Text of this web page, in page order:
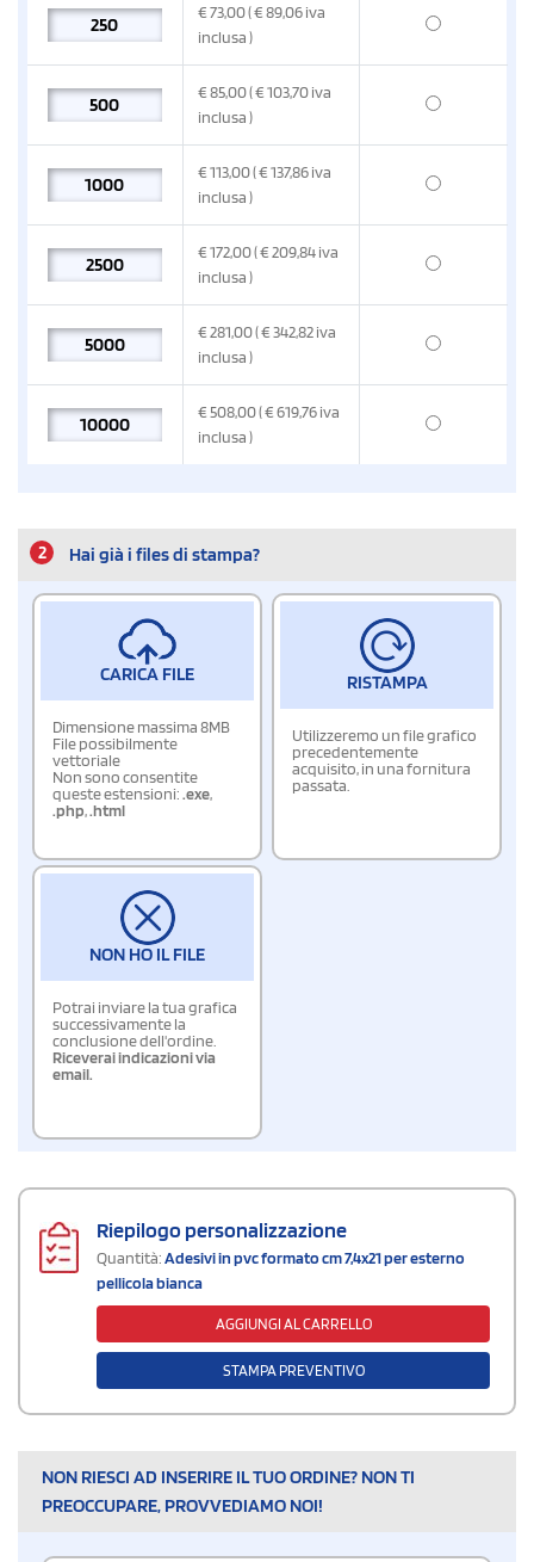
€73,00( € 89,06iva
inclusa)
€85,00( € 103,70iva
inclusa)
€113,00( € 137,86iva
inclusa)
€172,00( € 209,84iva
inclusa)
€281,00( € 342,82iva
inclusa)
€ 508,00( € 619,76iva
inclusa)
2 Hai già i files di stampa?
CARICA FILE
Dimensione massima 8MB
File possibilmente
vettoriale
Non sono consentite
queste estensioni:.exe,
.php,.html
RISTAMPA
Utilizzeremo un file grafico
precedentemente
acquisito, in una fornitura
passata.
NON HO IL FILE
Potrai inviare la tua grafica
successivamente la
conclusione dell'ordine.
Riceverai indicazioni via
email.
Riepilogo personalizzazione
Quantità:Adesivi in pvc formato cm 7,4x21 per esterno
pellicola bianca
AGGIUNGI AL CARRELLO
STAMPA PREVENTIVO
NON RIESCI AD INSERIRE IL TUO ORDINE? NON TI
PREOCCUPARE, PROVVEDIAMO NOI!